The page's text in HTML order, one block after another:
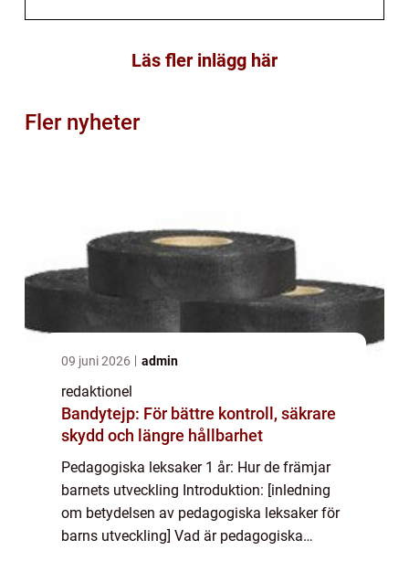
Läs fler inlägg här
Fler nyheter
09 juni 2026 admin
redaktionel
Bandytejp: För bättre kontroll, säkrare
skydd och längre hållbarhet
Pedagogiska leksaker 1 år: Hur de främjar
barnets utveckling Introduktion: [inledning
om betydelsen av pedagogiska leksaker för
barns utveckling] Vad är pedagogiska